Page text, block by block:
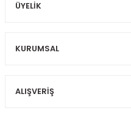
ÜYELIK
KURUMSAL
ALIŞVERIŞ